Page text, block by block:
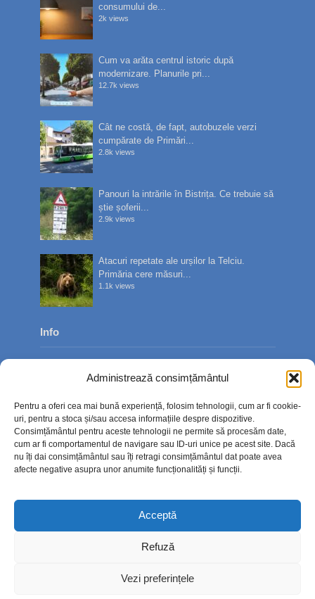
Administrează consimțământul
Pentru a oferi cea mai bună experiență, folosim tehnologii, cum ar fi cookie-
uri, pentru a stoca și/sau accesa informațiile despre dispozitive.
Consimțământul pentru aceste tehnologii ne permite să procesăm date,
cum ar fi comportamentul de navigare sau ID-uri unice pe acest site. Dacă
nu îți dai consimțământul sau îți retragi consimțământul dat poate avea
afecte negative asupra unor anumite funcționalități și funcții.
Acceptă
Refuză
Vezi preferințele
consumului de...
2k views
Cum va arăta centrul istoric după
modernizare. Planurile pri...
12.7k views
Cât ne costă, de fapt, autobuzele verzi
cumpărate de Primări...
2.8k views
Panouri la intrările în Bistrița. Ce trebuie să
știe șoferii...
2.9k views
Atacuri repetate ale urșilor la Telciu.
Primăria cere măsuri...
1.1k views
Info
Contact
Politica de confidențialitate
Politică cookie-uri (UE)